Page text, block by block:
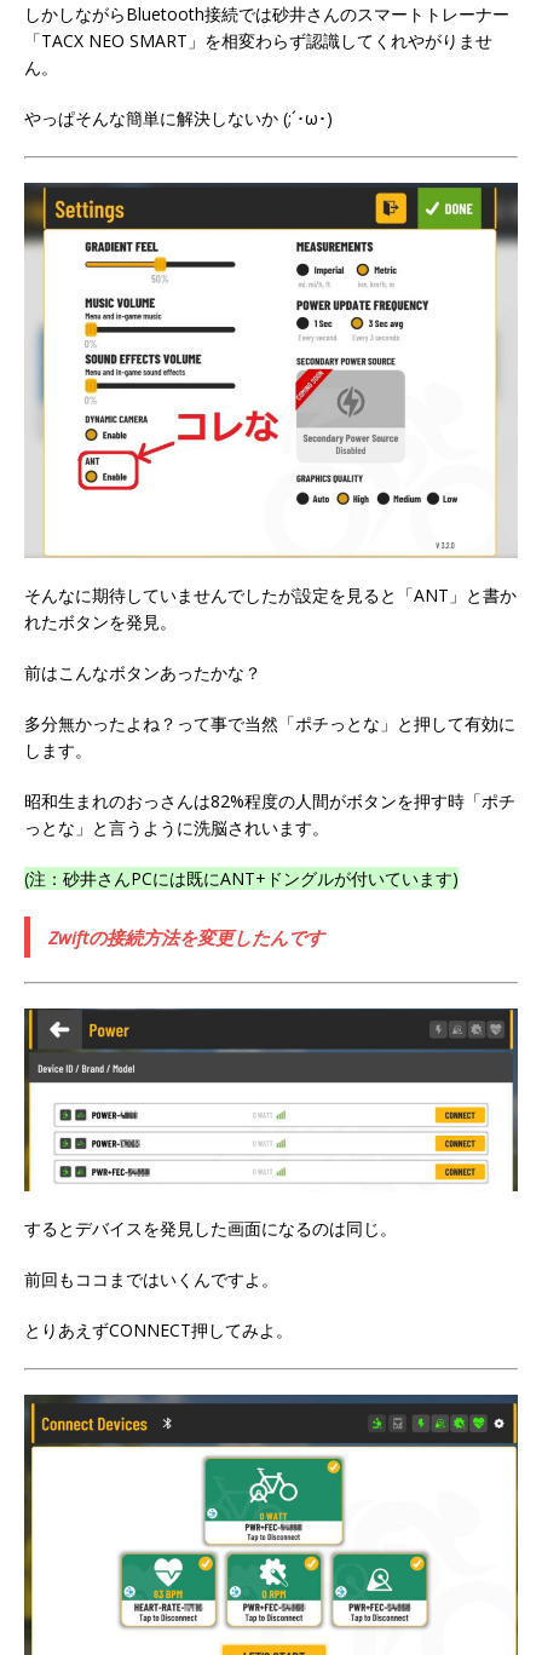
しかしながらBluetooth接続では砂井さんのスマートトレーナー
「TACX NEO SMART」を相変わらず認識してくれやがりませ
ん。
やっぱそんな簡単に解決しないか (;´･ω･)
そんなに期待していませんでしたが設定を見ると「ANT」と書か
れたボタンを発見。
前はこんなボタンあったかな？
多分無かったよね？って事で当然「ポチっとな」と押して有効に
します。
昭和生まれのおっさんは82%程度の人間がボタンを押す時「ポチ
っとな」と言うように洗脳されいます。
(注：砂井さんPCには既にANT+ドングルが付いています)
Zwiftの接続方法を変更したんです
するとデバイスを発見した画面になるのは同じ。
前回もココまではいくんですよ。
とりあえずCONNECT押してみよ。